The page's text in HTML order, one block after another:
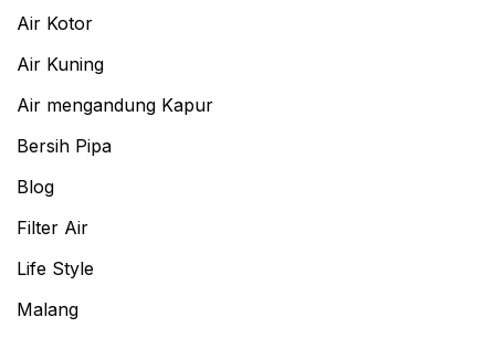
Air Kotor
Air Kuning
Air mengandung Kapur
Bersih Pipa
Blog
Filter Air
Life Style
Malang